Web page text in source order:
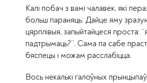
Калі побач з вамі чалавек, які
больш параняць. Дайце яму
цярплівыя, запыйтайцеся
падтрымаць?”. Сама па сабе
бяспецы і можам расслабіцца.
Вось некалькі галоўных